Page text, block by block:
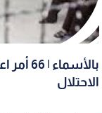
الاحتلال